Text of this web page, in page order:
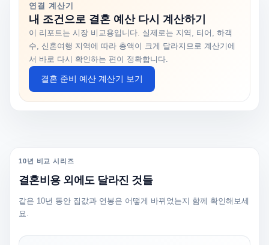
연결 계산기
내 조건으로 결혼 예산 다시 계산하기
이 리포트는 시장 비교용입니다. 실제로는 지역, 티어, 하객
수, 신혼여행 지역에 따라 총액이 크게 달라지므로 계산기에
서 바로 다시 확인하는 편이 정확합니다.
결혼 준비 예산 계산기 보기
10년 비교 시리즈
결혼비용 외에도 달라진 것들
같은 10년 동안 집값과 연봉은 어떻게 바뀌었는지 함께 확인해보세
요.